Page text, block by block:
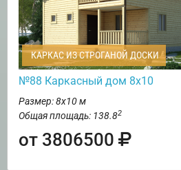
КАРКАС ИЗ СТРОГАНОЙ ДОСКИ
№88 Каркасный дом 8х10
Размер: 8х10 м
Общая площадь: 138.82
от 3806500